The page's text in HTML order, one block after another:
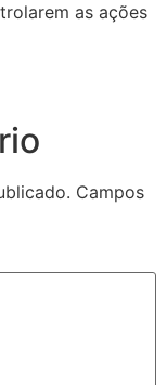
as ações
Campos